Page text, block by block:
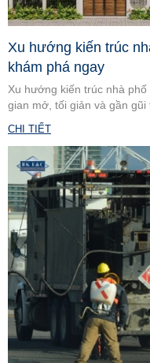
Xu hướng kiến trúc
khám phá ngay
Xu hướng kiến trúc nhà
gian mở, tối giản và gần gũi
còn tối ưu công năng, trải
thay đổi nổi bật.
CHI TIẾT